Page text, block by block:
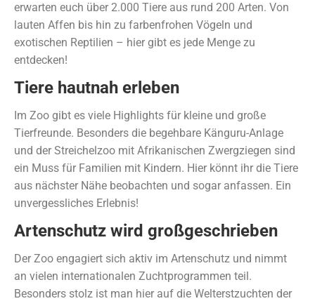
erwarten euch über 2.000 Tiere aus rund 200 Arten. Von
lauten Affen bis hin zu farbenfrohen Vögeln und
exotischen Reptilien – hier gibt es jede Menge zu
entdecken!
Tiere hautnah erleben
Im Zoo gibt es viele Highlights für kleine und große
Tierfreunde. Besonders die begehbare Känguru-Anlage
und der Streichelzoo mit Afrikanischen Zwergziegen sind
ein Muss für Familien mit Kindern. Hier könnt ihr die Tiere
aus nächster Nähe beobachten und sogar anfassen. Ein
unvergessliches Erlebnis!
Artenschutz wird großgeschrieben
Der Zoo engagiert sich aktiv im Artenschutz und nimmt
an vielen internationalen Zuchtprogrammen teil.
Besonders stolz ist man hier auf die Welterstzuchten der